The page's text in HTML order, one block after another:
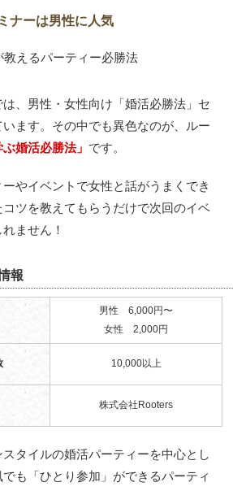
ナーは男性に人気
、男性・女性向け「婚活必勝法」セ
ます。その中でも異色なのが、ルー
ぶ婚活必勝法」 です。
やイベントで女性と話がうまくでき
ツを教えてもらうだけで次回のイベ
ません！
報
男性 6,000円〜
女性 2,000円
10,000以上
株式会社Rooters
タイルの婚活パーティーを中心とし
も「ひとり参加」ができるパーティ